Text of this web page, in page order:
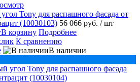
Tony для распашного фасада от
(10030103) 56 066 руб. / шт
В корзину Подробнее
К сравнению
В наличии